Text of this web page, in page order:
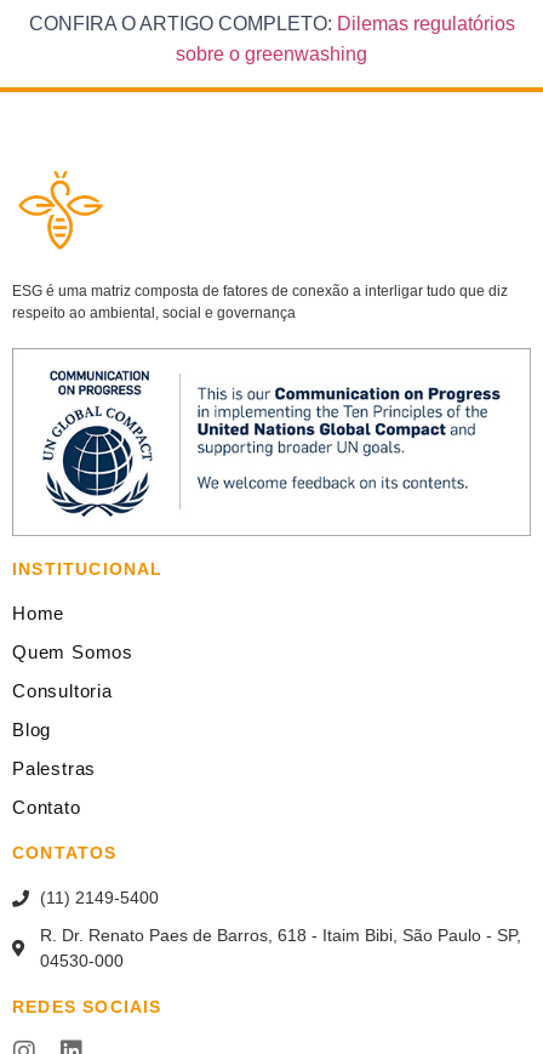
CONFIRA O ARTIGO COMPLETO: Dilemas regulatórios
sobre o greenwashing
ESG é uma matriz composta de fatores de conexão a interligar tudo que diz
respeito ao ambiental, social e governança
INSTITUCIONAL
Home
Quem Somos
Consultoria
Blog
Palestras
Contato
CONTATOS
(11) 2149-5400
R. Dr. Renato Paes de Barros, 618 - Itaim Bibi, São Paulo - SP,
04530-000
REDES SOCIAIS